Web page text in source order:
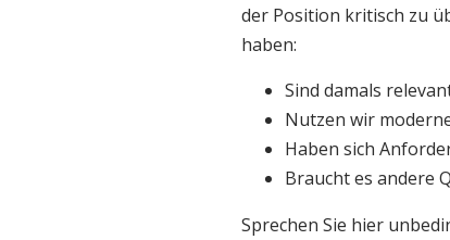
der Position kritisch zu
haben:
Sind damals
Nutzen wir
Haben sich
Braucht es andere
Sprechen Sie hier